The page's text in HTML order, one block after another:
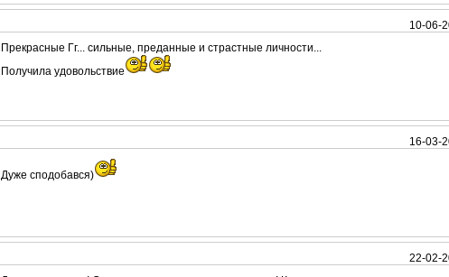
10-06-
Прекрасные Гг... сильные, преданные и страстные личности...
Получила удовольствие
16-03-
Дуже сподобався)
22-02-